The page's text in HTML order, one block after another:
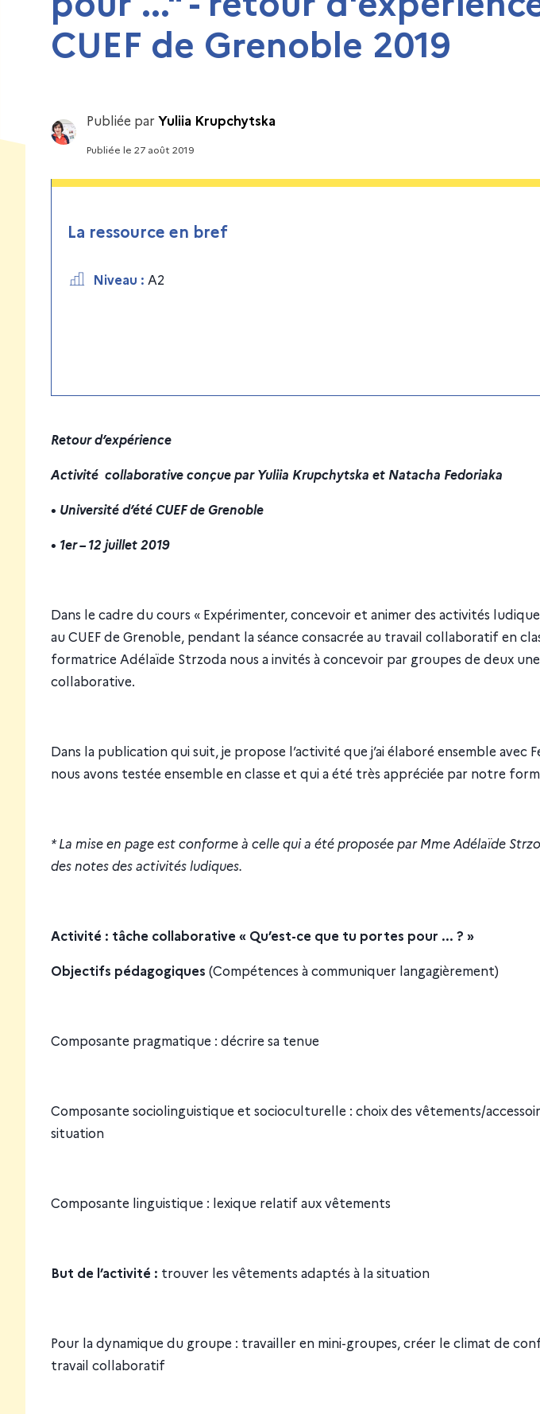
CUEF de Grenoble 2019
Publiée parYuliia Krupchytska
Publiée le 27 août 2019
La ressource en bref
Niveau : A2
Retour d’expérience
Activité collaborative conçue par Yuliia Krupchytska et Natacha Fedoriaka
• Université d’été CUEF de Grenoble
• 1er – 12 juillet 2019
Dans le cadre du cours « Expérimenter, concevoir et animer des activités
au CUEF de Grenoble, pendant la séance consacrée au travail collaboratif en
formatrice Adélaïde Strzoda nous a invités à concevoir par groupes de deux
collaborative.
Dans la publication qui suit, je propose l’activité que j’ai élaboré ensemble avec
nous avons testée ensemble en classe et qui a été très appréciée par notre
* La mise en page est conforme à celle qui a été proposée par Mme Adélaïde
des notes des activités ludiques.
Activité : tâche collaborative « Qu’est-ce que tu portes pour ... ? »
Objectifs pédagogiques (Compétences à communiquer langagièrement)
Composante pragmatique : décrire sa tenue
Composante sociolinguistique et socioculturelle : choix des vêtements/
situation
Composante linguistique : lexique relatif aux vêtements
But de l’activité : trouver les vêtements adaptés à la situation
Pour la dynamique du groupe : travailler en mini-groupes, créer le climat de
travail collaboratif